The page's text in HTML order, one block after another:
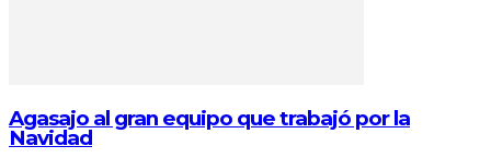
Agasajo al gran equipo que trabajó por la
Navidad